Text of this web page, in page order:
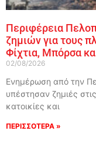
Περιφέρεια
ζημιών για τους
Φίχτια, Μπόρσα
02/08/2026
Ενημέρωση από την
υπέστησαν ζημιές
κατοικίες και
ΠΕΡΙΣΣΟΤΕΡΑ »